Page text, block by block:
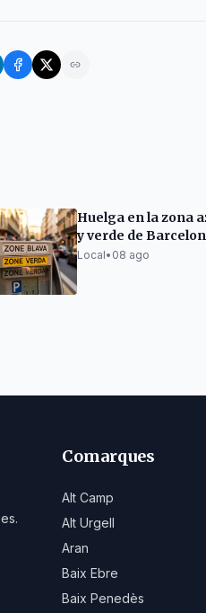
Huelga en la zona
y verde de
Local• 08 ago
Comarques
Alt Camp
Alt Urgell
Aran
Baix Ebre
Baix Penedès